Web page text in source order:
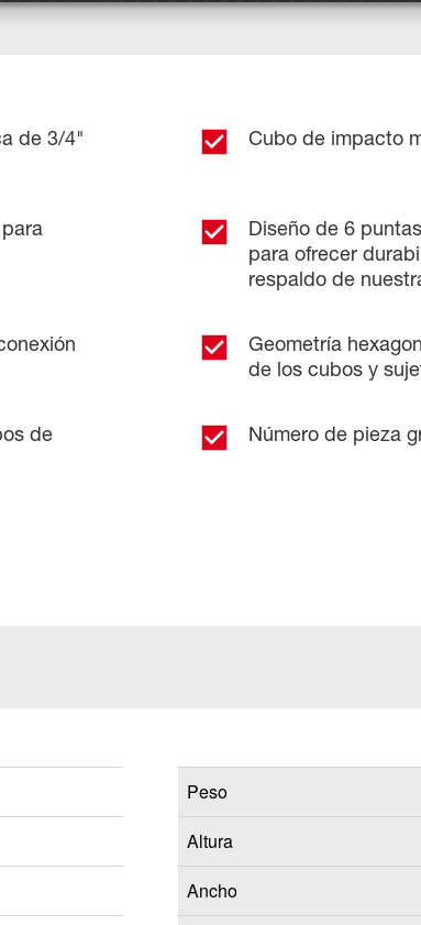
de 3/4"
Cubo de impacto
Diseño de 6
para ofrecer
respaldo de
Geometría
de los cubos y
de
Número de pieza
Peso
Altura
Ancho